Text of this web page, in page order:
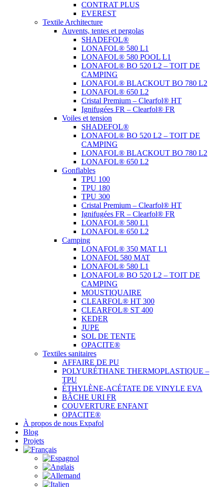
CONTRAT PLUS
EVEREST
Textile Architecture
Auvents, tentes et pergolas
SHADEFOL®
LONAFOL® 580 L1
LONAFOL® 580 POOL L1
LONAFOL® BO 520 L2 – TOIT DE
CAMPING
LONAFOL® BLACKOUT BO 780 L2
LONAFOL® 650 L2
Cristal Premium – Clearfol® HT
Ignifugées FR – Clearfol® FR
Voiles et tension
SHADEFOL®
LONAFOL® BO 520 L2 – TOIT DE
CAMPING
LONAFOL® BLACKOUT BO 780 L2
LONAFOL® 650 L2
Gonflables
TPU 100
TPU 180
TPU 300
Cristal Premium – Clearfol® HT
Ignifugées FR – Clearfol® FR
LONAFOL® 580 L1
LONAFOL® 650 L2
Camping
LONAFOL® 350 MAT L1
LONAFOL 580 MAT
LONAFOL® 580 L1
LONAFOL® BO 520 L2 – TOIT DE
CAMPING
MOUSTIQUAIRE
CLEARFOL® HT 300
CLEARFOL® ST 400
KEDER
JUPE
SOL DE TENTE
OPACITE®
Textiles sanitaires
AFFAIRE DE PU
POLYURÉTHANE THERMOPLASTIQUE –
TPU
ÉTHYLÈNE-ACÉTATE DE VINYLE EVA
BÂCHE URI FR
COUVERTURE ENFANT
OPACITE®
À propos de nous Expafol
Blog
Projets